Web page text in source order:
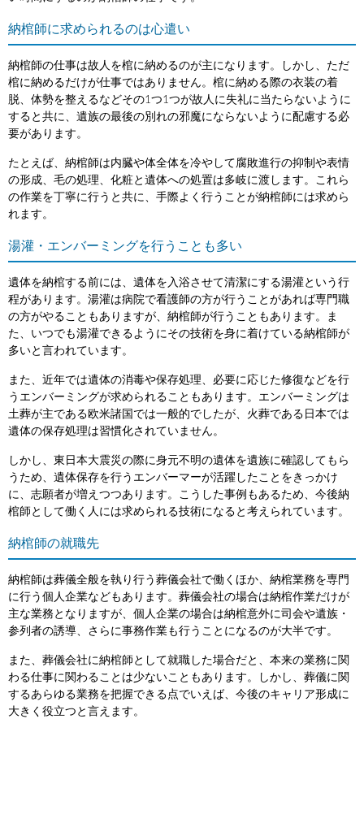
納棺師に求められるのは心遣い
納棺師の仕事は故人を棺に納めるのが主になります。しかし、ただ
棺に納めるだけが仕事ではありません。棺に納める際の衣装の着
脱、体勢を整えるなどその1つ1つが故人に失礼に当たらないように
すると共に、遺族の最後の別れの邪魔にならないように配慮する必
要があります。
たとえば、納棺師は内臓や体全体を冷やして腐敗進行の抑制や表情
の形成、毛の処理、化粧と遺体への処置は多岐に渡します。これら
の作業を丁寧に行うと共に、手際よく行うことが納棺師には求めら
れます。
湯灌・エンバーミングを行うことも多い
遺体を納棺する前には、遺体を入浴させて清潔にする湯灌という行
程があります。湯灌は病院で看護師の方が行うことがあれば専門職
の方がやることもありますが、納棺師が行うこともあります。ま
た、いつでも湯灌できるようにその技術を身に着けている納棺師が
多いと言われています。
また、近年では遺体の消毒や保存処理、必要に応じた修復などを行
うエンバーミングが求められることもあります。エンバーミングは
土葬が主である欧米諸国では一般的でしたが、火葬である日本では
遺体の保存処理は習慣化されていません。
しかし、東日本大震災の際に身元不明の遺体を遺族に確認してもら
うため、遺体保存を行うエンバーマーが活躍したことをきっかけ
に、志願者が増えつつあります。こうした事例もあるため、今後納
棺師として働く人には求められる技術になると考えられています。
納棺師の就職先
納棺師は葬儀全般を執り行う葬儀会社で働くほか、納棺業務を専門
に行う個人企業などもあります。葬儀会社の場合は納棺作業だけが
主な業務となりますが、個人企業の場合は納棺意外に司会や遺族・
参列者の誘導、さらに事務作業も行うことになるのが大半です。
また、葬儀会社に納棺師として就職した場合だと、本来の業務に関
わる仕事に関わることは少ないこともあります。しかし、葬儀に関
するあらゆる業務を把握できる点でいえば、今後のキャリア形成に
大きく役立つと言えます。